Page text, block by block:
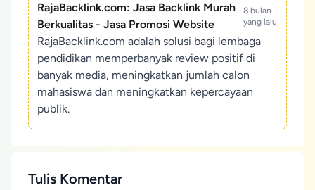
RajaBacklink.com: Jasa Backlink Murah
Berkualitas - Jasa Promosi Website
8 bulan
yang lalu
RajaBacklink.com adalah solusi bagi lembaga
pendidikan memperbanyak review positif di
banyak media, meningkatkan jumlah calon
mahasiswa dan meningkatkan kepercayaan
publik.
Tulis Komentar